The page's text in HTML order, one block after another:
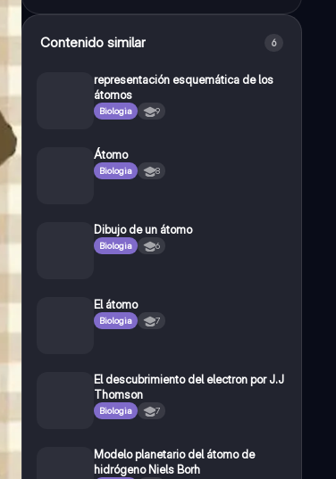
Contenido similar 6
representación esquemática de los
átomos
Biologia 9
Átomo
Biologia 8
Dibujo de un átomo
Biologia 6
El átomo
Biologia 7
El descubrimiento del electron por J.J
Thomson
Biologia 7
Modelo planetario del átomo de
hidrógeno Niels Borh